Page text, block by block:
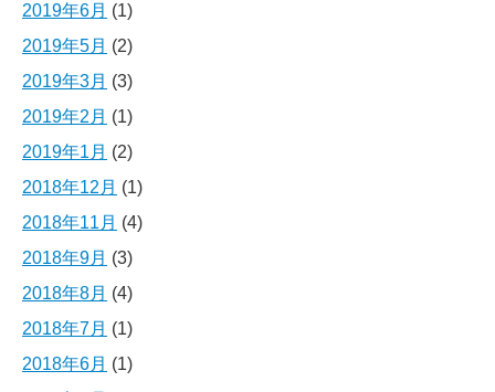
2019年6月 (1)
2019年5月 (2)
2019年3月 (3)
2019年2月 (1)
2019年1月 (2)
2018年12月 (1)
2018年11月 (4)
2018年9月 (3)
2018年8月 (4)
2018年7月 (1)
2018年6月 (1)